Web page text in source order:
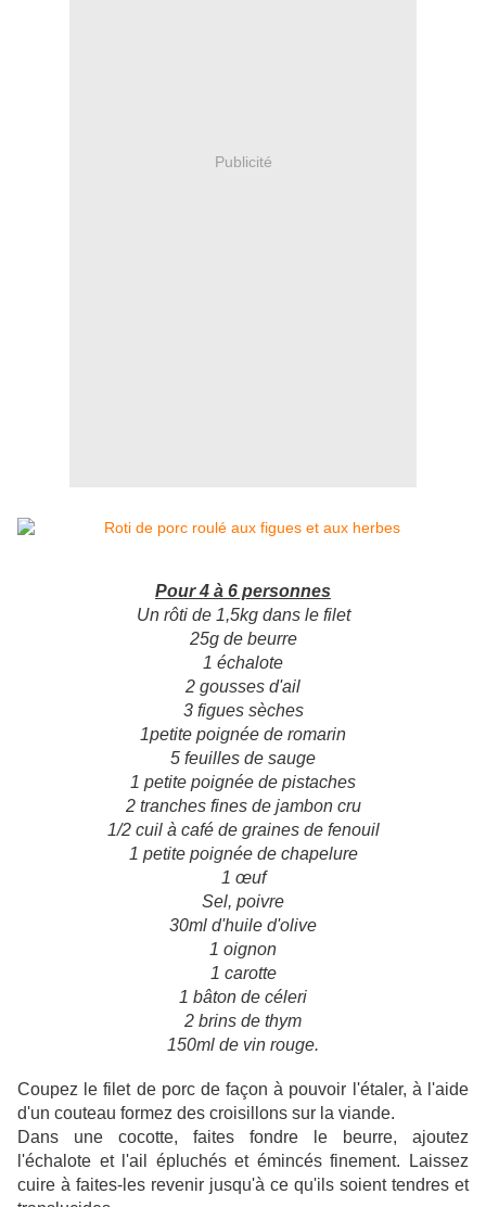
Publicité
Pour 4 à 6 personnes
Un rôti de 1,5kg dans le filet
25g de beurre
1 échalote
2 gousses d'ail
3 figues sèches
1petite poignée de romarin
5 feuilles de sauge
1 petite poignée de pistaches
2 tranches fines de jambon cru
1/2 cuil à café de graines de fenouil
1 petite poignée de chapelure
1 œuf
Sel, poivre
30ml d'huile d'olive
1 oignon
1 carotte
1 bâton de céleri
2 brins de thym
150ml de vin rouge.
Coupez le filet de porc de façon à pouvoir l'étaler, à l'aide
d'un couteau formez des croisillons sur la viande.
Dans une cocotte, faites fondre le beurre, ajoutez
l'échalote et l'ail épluchés et émincés finement. Laissez
cuire à faites-les revenir jusqu'à ce qu'ils soient tendres et